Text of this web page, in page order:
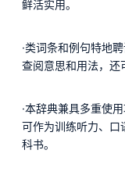
鲜活实用。
·类词条和例句特地
查阅意思和用法，还
·本辞典兼具多重使
可作为训练听力、口
科书。